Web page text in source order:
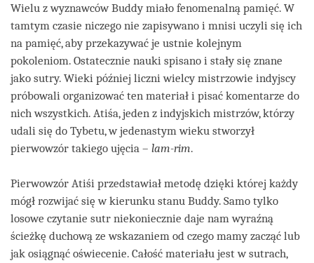
Wielu z wyznawców Buddy miało fenomenalną pamięć. W
tamtym czasie niczego nie zapisywano i mnisi uczyli się ich
na pamięć, aby przekazywać je ustnie kolejnym
pokoleniom. Ostatecznie nauki spisano i stały się znane
jako sutry. Wieki później liczni wielcy mistrzowie indyjscy
próbowali organizować ten materiał i pisać komentarze do
nich wszystkich. Atiśa, jeden z indyjskich mistrzów, którzy
udali się do Tybetu, w jedenastym wieku stworzył
pierwowzór takiego ujęcia – lam-rim.
Pierwowzór Atiśi przedstawiał metodę dzięki której każdy
mógł rozwijać się w kierunku stanu Buddy. Samo tylko
losowe czytanie sutr niekoniecznie daje nam wyraźną
ścieżkę duchową ze wskazaniem od czego mamy zacząć lub
jak osiągnąć oświecenie. Całość materiału jest w sutrach,